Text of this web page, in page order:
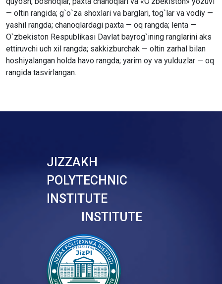
— oltin rangida; g`o`za shoxlari va barglari, tog`lar va vodiy —
yashil rangda; chanoqlardagi paxta — oq rangda; lenta —
O`zbekiston Respublikasi Davlat bayrog`ining ranglarini aks
ettiruvchi uch xil rangda; sakkizburchak — oltin zarhal bilan
hoshiyalangan holda havo rangda; yarim oy va yulduzlar — oq
rangida tasvirlangan.
JIZZAKH
POLYTECHNIC
INSTITUTE
INSTITUTE